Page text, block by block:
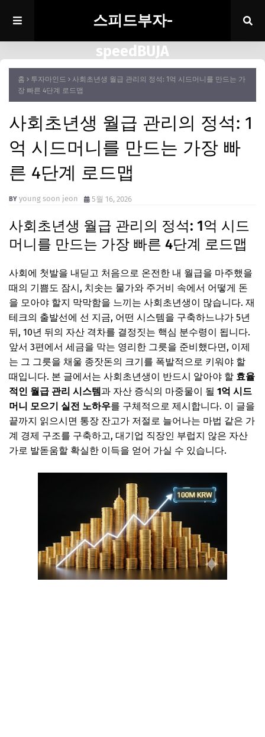
스피드부자-
speedBUJA
홈 투자마인드
사회초년생 월급 관리의 정석: 1억 시드머니를 만드는 가
장 빠른 4단계 로드맵
사회초년생 월급 관리의 정석: 1
억 시드머니를 만드는 가장 빠
른 4단계 로드맵
young soon jeon 5월 16, 2026
사회초년생 월급 관리의 정석: 1억 시드
머니를 만드는 가장 빠른 4단계 로드맵
사회에 첫발을 내딛고 처음으로 온전한 내 월급을 마주했을
때의 기쁨도 잠시, 치솟는 물가와 주거비 속에서 어떻게 돈
을 모아야 할지 막막함을 느끼는 사회초년생이 많습니다. 재
테크의 출발선에 선 지금, 어떤 시스템을 구축하느냐가 5년
뒤, 10년 뒤의 자산 격차를 결정짓는 핵심 분수령이 됩니다.
앞서 3편에서 세금을 막는 영리한 그릇을 준비했다면, 이제
는 그 그릇을 채울 종잣돈의 크기를 폭발적으로 키워야 할
때입니다. 본 글에서는 사회초년생이 반드시 알아야 할 효율
적인 월급 관리 시스템과 자산 증식의 마중물이 될 1억 시드
머니 모으기 실전 노하우를 구체적으로 제시합니다. 이 글을
끝까지 읽으시면 통장 잔고가 저절로 늘어나는 마법 같은 가
계 경제 구조를 구축하고, 대기업 직장인 부럽지 않은 자산
가로 발돋움할 확실한 이득을 얻어 가실 수 있습니다.